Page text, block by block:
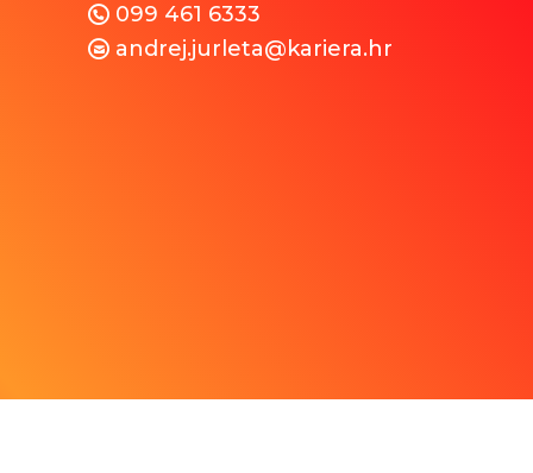
099 461 6333
andrej.jurleta@kariera.hr